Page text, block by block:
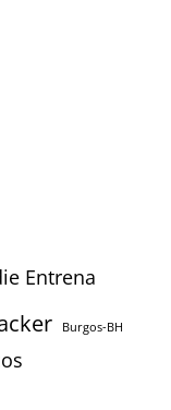
Entrena
Burgos-BH